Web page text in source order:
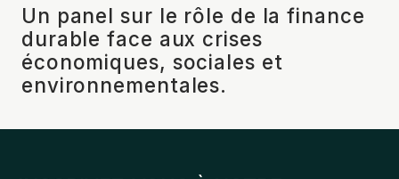
Un panel sur le rôle de la finance
durable face aux crises
économiques, sociales et
environnementales.